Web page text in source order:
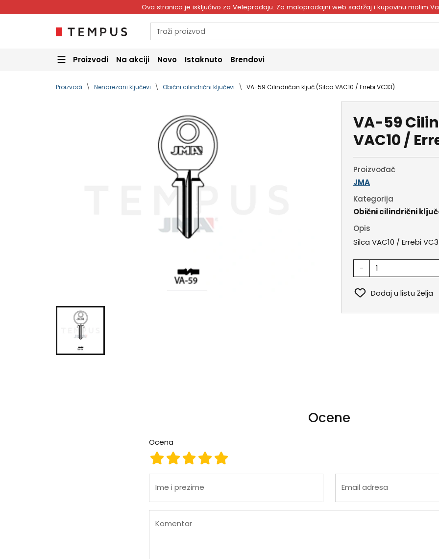
Ova stranica je isključivo za Veleprodaju. Za maloprodajni web sadržaj i kupovinu molim
Proizvodi Na akciji Novo Istaknuto Brendovi
Proizvodi Nenarezani ključevi Obični cilindrični ključevi VA-59 Cilindričan ključ (Silca VAC10 / Errebi VC33)
VA-59
VAC10 /
Proizvođač
JMA
Kategorija
Obični cilindrični
Opis
Silca VAC10 / Errebi
-
Dodaj u listu želja
Ocene
Ocena
Ocena 5
Ocena 4
Ocena 3
Ocena 2
Ocena 1
Ime i prezime Email adresa
Komentar